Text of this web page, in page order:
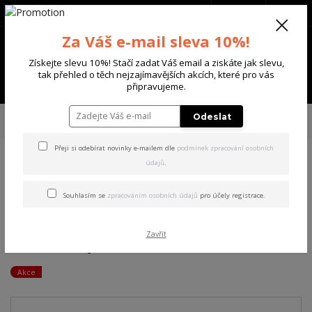
Menu
+420 702 136 620
TRIČKA DLOUHÝ RUKÁV
Yakuza dámské tričko s
dlouhým rukávem Nun Urban Longsleeve T-Shirt mottled/anthracite L
dlouhým rukávem Nun
mottled/anthracite L
Akce
Za Váš e-mail sleva 10%!
Získejte slevu 10%! Stačí zadat Váš email a ziskáte jak slevu,
tak přehled o těch nejzajímavějších akcích, které pro vás
připravujeme.
Odeslat
Přeji si odebírat novinky e-mailem dle podmínek zpracování osobních
údajů.
Souhlasím se zpracováním osobních údajů pro účely registrace.
Zavřít